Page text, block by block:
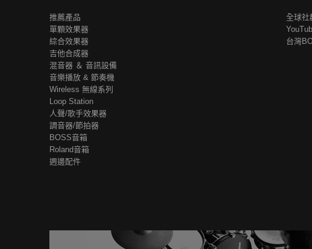
推薦產品
單顆效果器
綜合效果器
吉他合成器
混音器 ＆ 音訊設備
音樂播放 & 節奏機
Wireless 無線系列
Loop Station
人聲/歌手效果器
調音器/節拍器
BOSS音箱
Roland音箱
週邊配件
全球社
台灣